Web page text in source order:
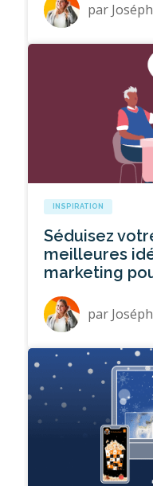
par
INSPIRATION
Séduisez
meilleures
marketing
par